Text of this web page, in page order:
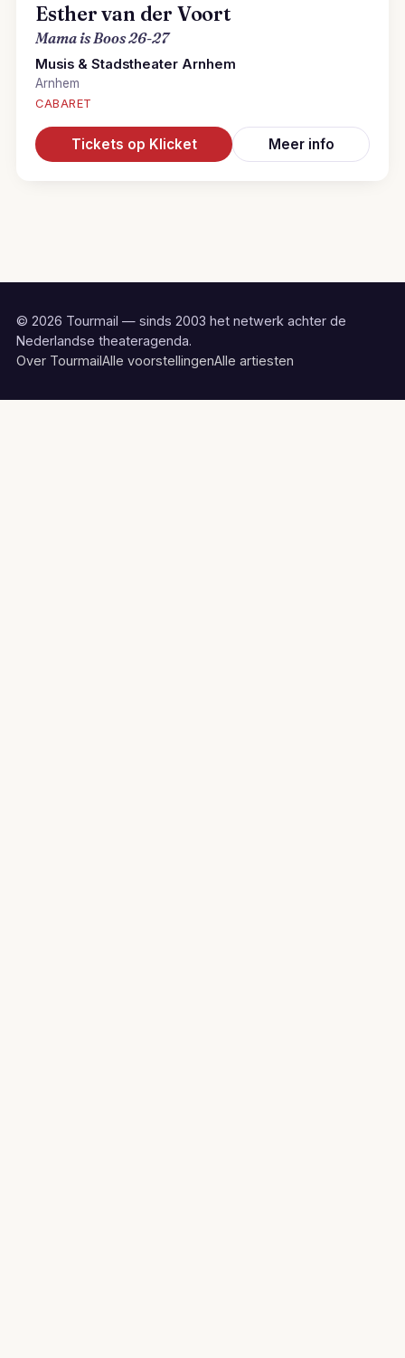
Esther van der Voort
Mama is Boos 26-27
Musis & Stadstheater Arnhem
Arnhem
CABARET
Tickets op Klicket Meer info
© 2026 Tourmail — sinds 2003 het netwerk achter de
Nederlandse theateragenda.
Over TourmailAlle voorstellingenAlle artiesten